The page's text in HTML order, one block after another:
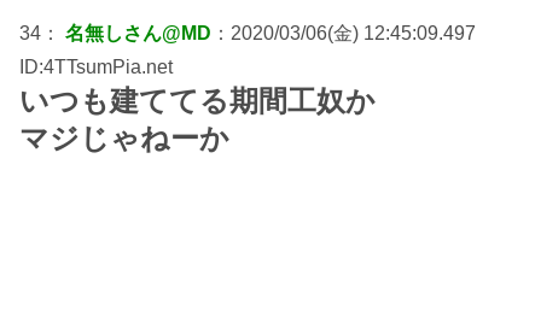
34： 名無しさん@MD ：2020/03/06(金) 12:45:09.497
ID:4TTsumPia.net
いつも建ててる期間工奴か
マジじゃねーか